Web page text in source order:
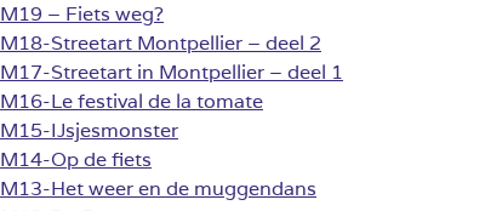
M19 – Fiets weg?
M18-Streetart Montpellier – deel 2
M17-Streetart in Montpellier – deel 1
M16-Le festival de la tomate
M15-IJsjesmonster
M14-Op de fiets
M13-Het weer en de muggendans